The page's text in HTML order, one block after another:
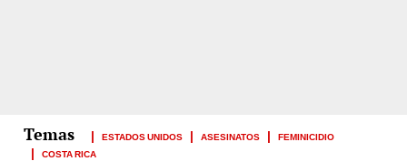
ESTADOS UNIDOS ASESINATOS
FEMINICIDIO
COSTA RICA